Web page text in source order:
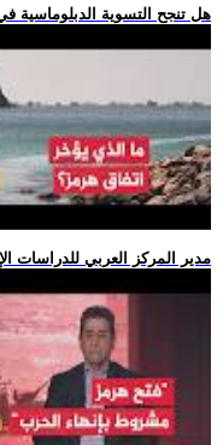
.. هل تنجح التسوية الدبلوماسية
.. مدير المركز العربي للدراسات